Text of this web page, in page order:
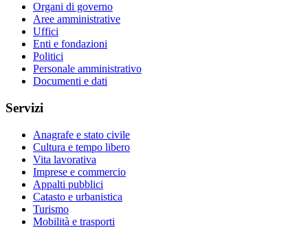
Organi di governo
Aree amministrative
Uffici
Enti e fondazioni
Politici
Personale amministrativo
Documenti e dati
Servizi
Anagrafe e stato civile
Cultura e tempo libero
Vita lavorativa
Imprese e commercio
Appalti pubblici
Catasto e urbanistica
Turismo
Mobilità e trasporti